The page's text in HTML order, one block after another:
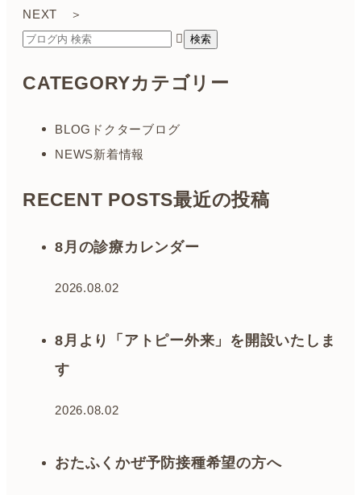
NEXT ＞
CATEGORYカテゴリー
BLOG ドクターブログ
NEWS新着情報
RECENT POSTS最近の投稿
8月の診療カレンダー
2026.08.02
8月より「アトピー外来」を開設いたしま
す
2026.08.02
おたふくかぜ予防接種希望の方へ